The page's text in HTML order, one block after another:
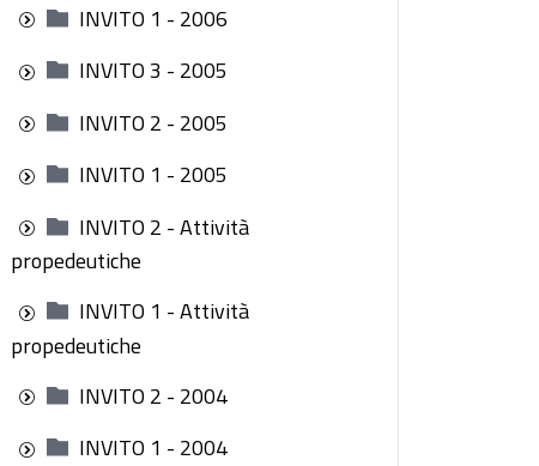
INVITO 1 - 2006
INVITO 3 - 2005
INVITO 2 - 2005
INVITO 1 - 2005
INVITO 2 - Attività
propedeutiche
INVITO 1 - Attività
propedeutiche
INVITO 2 - 2004
INVITO 1 - 2004